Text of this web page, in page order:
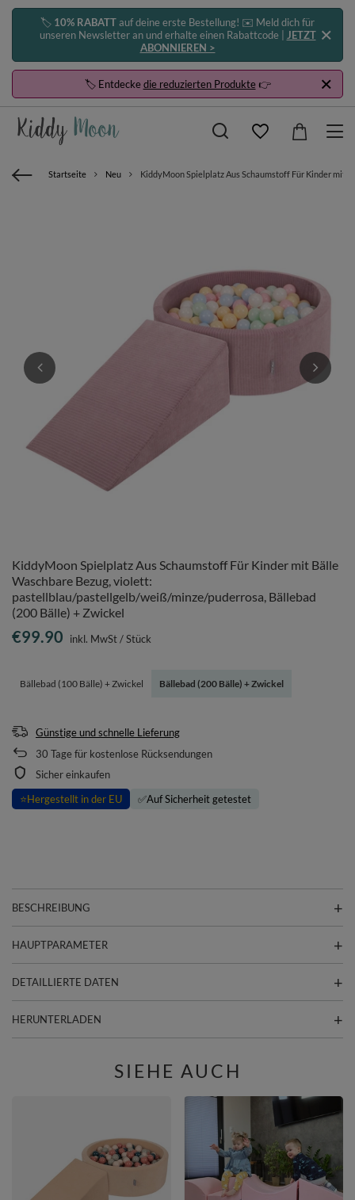
🏷️ 10% RABATTauf deine erste Bestellung! ✉️ Meld dich für
unseren Newsletter an und erhalte einen Rabattcode | JETZT
ABONNIEREN >
🏷️ Entdeckedie reduzierten Produkte👉
Startseite Neu KiddyMoon Spielplatz Aus Schaumstoff Für Kinder mit
KiddyMoon Spielplatz Aus Schaumstoff Für Kinder mit Bälle
Waschbare Bezug, violett:
pastellblau/pastellgelb/weiß/minze/puderrosa, Bällebad
(200 Bälle) + Zwickel
Bällebad (100 Bälle) + Zwickel Bällebad (200 Bälle) + Zwickel
€99.90 inkl. MwSt/Stück
Günstige und schnelle Lieferung
30 Tage für kostenlose Rücksendungen
Sicher einkaufen
⭐Hergestellt in der EU ✅Auf Sicherheit getestet
BESCHREIBUNG
HAUPTPARAMETER
DETAILLIERTE DATEN
HERUNTERLADEN
SIEHE AUCH